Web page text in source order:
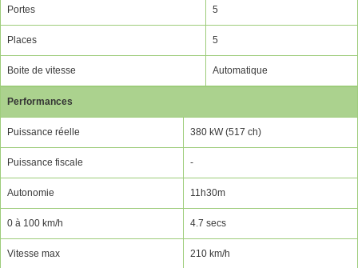
Portes 5
Places 5
Boite de vitesse Automatique
Performances
Puissance réelle 380 kW (517 ch)
Puissance fiscale -
Autonomie 11h30m
0 à 100 km/h 4.7 secs
Vitesse max 210 km/h